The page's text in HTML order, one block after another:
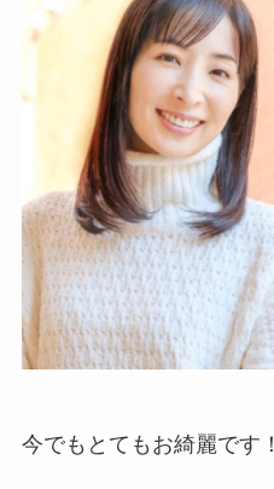
今でもとてもお綺麗です！